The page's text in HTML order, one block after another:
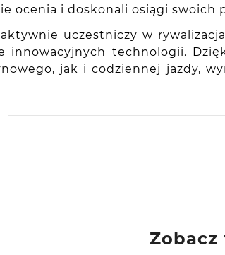
ocenia i doskonali osiągi
uczestniczy w
innowacyjnych technologii.
jak i codziennej jazdy,
Zobacz